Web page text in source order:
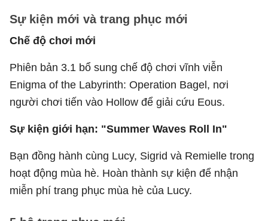
Sự kiện mới và trang phục mới
Chế độ chơi mới
Phiên bản 3.1 bổ sung chế độ chơi vĩnh viễn
Enigma of the Labyrinth: Operation Bagel, nơi
người chơi tiến vào Hollow để giải cứu Eous.
Sự kiện giới hạn: "Summer Waves Roll In"
Bạn đồng hành cùng Lucy, Sigrid và Remielle trong
hoạt động mùa hè. Hoàn thành sự kiện để nhận
miễn phí trang phục mùa hè của Lucy.